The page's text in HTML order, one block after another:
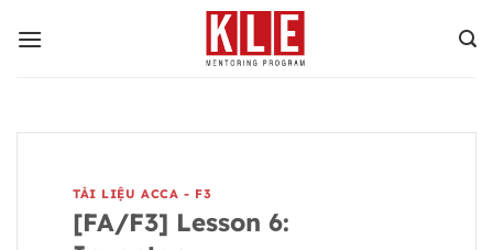
qua
TÀI LIỆU ACCA - F3
[FA/F3] Lesson 6: